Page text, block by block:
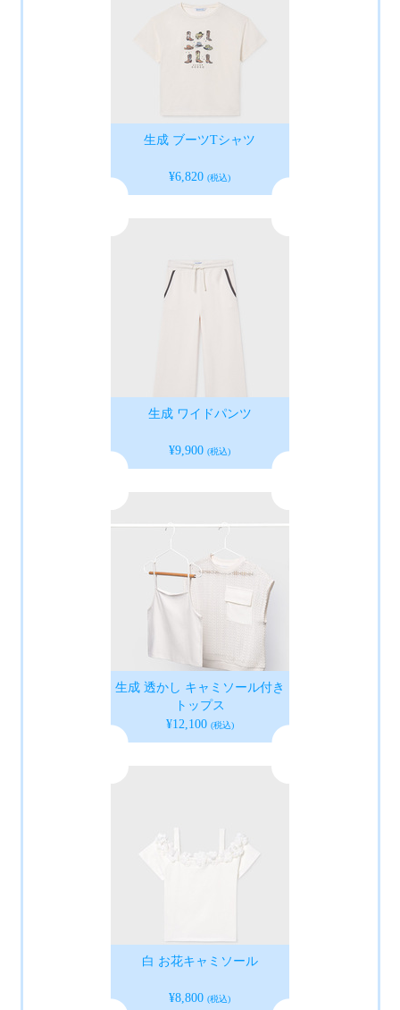
生成 ブーツTシャツ
¥6,820(税込)
生成 ワイドパンツ
¥9,900(税込)
生成 透かし キャミソール付き
トップス
¥12,100 (税込)
白 お花キャミソール
¥8,800(税込)